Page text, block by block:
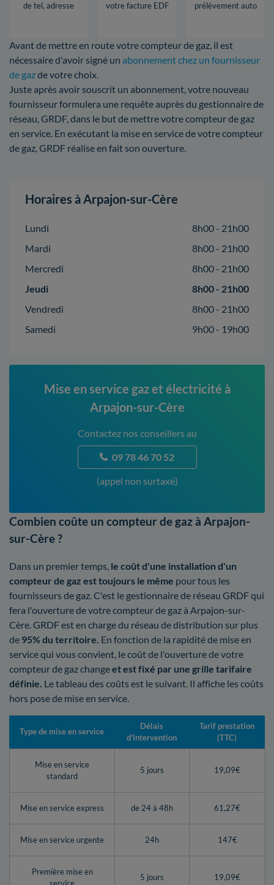
de tel, adresse
votre facture EDF
prélèvement auto
Avant de mettre en route votre compteur de gaz, il est
nécessaire d'avoir signé un abonnement chez un fournisseur
de gazde votre choix.
Juste après avoir souscrit un abonnement, votre nouveau
fournisseur formulera une requête auprès du gestionnaire de
réseau, GRDF, dans le but de mettre votre compteur de gaz
en service. En exécutant la mise en service de votre compteur
de gaz, GRDF réalise en fait son ouverture.
Horaires à Arpajon-sur-Cère
Lundi
8h00 - 21h00
Mardi
8h00 - 21h00
Mercredi
8h00 - 21h00
Jeudi
8h00 - 21h00
Vendredi
8h00 - 21h00
Samedi
9h00 - 19h00
Mise en service gaz et électricité à
Arpajon-sur-Cère
Contactez nos conseillers au
09 78 46 70 52
(appel non surtaxé)
Combien coûte un compteur de gaz à Arpajon-
sur-Cère ?
Dans un premier temps, le coût d'une installation d'un
compteur de gaz est toujours le même pour tous les
fournisseurs de gaz. C'est le gestionnaire de réseau GRDF qui
fera l'ouverture de votre compteur de gaz à Arpajon-sur-
Cère. GRDF est en charge du réseau de distribution sur plus
de 95% du territoire. En fonction de la rapidité de mise en
service qui vous convient, le coût de l'ouverture de votre
compteur de gaz changeet est fixé par une grille tarifaire
définie. Le tableau des coûts est le suivant. Il affiche les coûts
hors pose de mise en service.
Type de mise en service
Délais
d'intervention
Tarif prestation
(TTC)
Mise en service
standard
5 jours 19,09€
Mise en service express de 24 à 48h 61,27€
Mise en service urgente 24h 147€
Première mise en
5 jours 19,09€